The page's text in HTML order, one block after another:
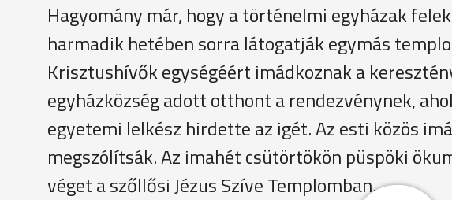
Hagyomány már, hogy a történelmi egyházak
harmadik hetében sorra látogatják egymás
Krisztushívők egységéért imádkoznak a
egyházközség adott otthont a rendezvénynek,
egyetemi lelkész hirdette az igét. Az esti közös
megszólítsák. Az imahét csütörtökön püspöki
véget a szőllősi Jézus Szíve Templomban.